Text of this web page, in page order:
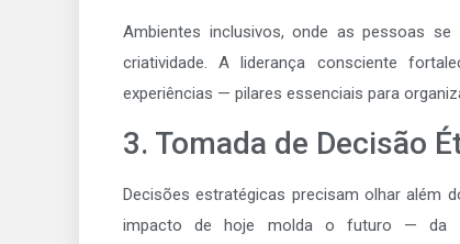
Ambientes inclusivos, onde as pessoas
criatividade. A liderança consciente
experiências — pilares essenciais para
3. Tomada de Decisão
Decisões estratégicas precisam olhar além
impacto de hoje molda o futuro — da